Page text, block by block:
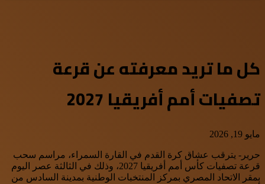
كل ما تريد معرفته عن قرعة
تصفيات أمم أفريقيا 2027
مايو 19, 2026
حرير- يترقب عشاق كرة القدم في القارة السمراء، مراسم سحب
قرعة تصفيات كأس أمم أفريقيا 2027، وذلك في الثالثة عصر اليوم
بمقر الاتحاد المصري بمركز المنتخبات الوطنية بمدينة السادس من